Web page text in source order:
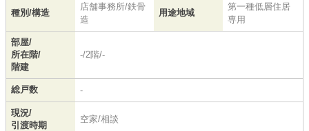
種別/構造
店舗事務所/鉄骨
造
用途地域
第一種低層住居
専用
部屋/
所在階/
階建
-/2階/-
総戸数 -
現況/
引渡時期
空家/相談